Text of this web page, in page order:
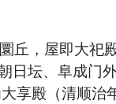
丘，屋即大祀
日坛、阜成门
享殿（清顺治